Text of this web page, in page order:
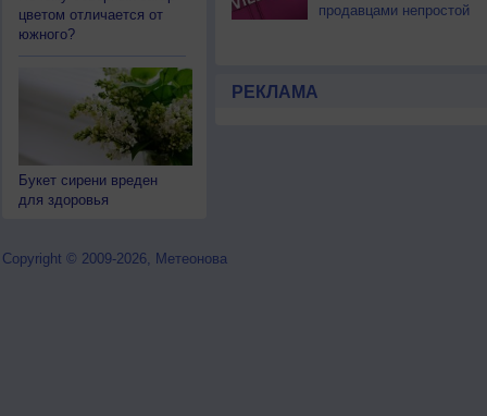
цветом отличается от
южного?
Букет сирени вреден
для здоровья
продавцами непростой
РЕКЛАМА
Copyright © 2009-2026, Метеонова